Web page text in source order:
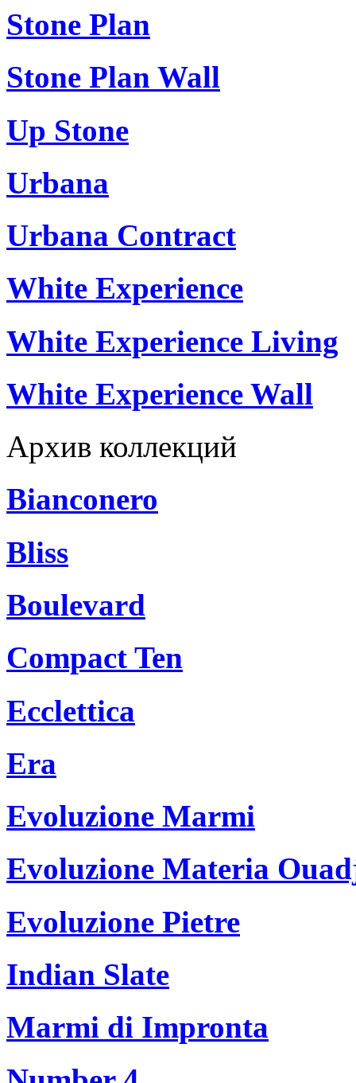
Stone Plan
Stone Plan Wall
Up Stone
Urbana
Urbana Contract
White Experience
White Experience Living
White Experience Wall
Архив коллекций
Bianconero
Bliss
Boulevard
Compact Ten
Ecclettica
Era
Evoluzione Marmi
Evoluzione Materia
Evoluzione Pietre
Indian Slate
Marmi di Impronta